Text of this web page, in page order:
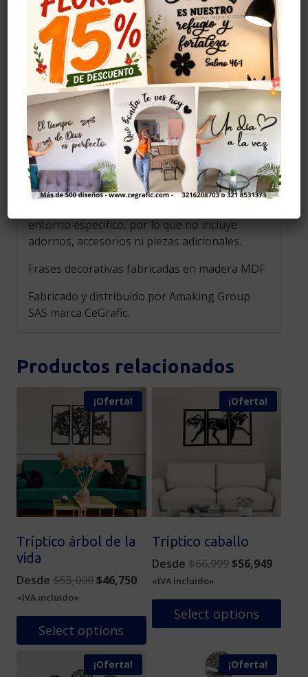
Cuidados
Evitar golpes.
Limpiar con alcohol solo la parte del adhesivo.
Evitar la humedad.
Instalación
Se recomiendo pegar con cinta doble faz, (no
la incluye) se puede comprar en ferreterías,
también se puede pegar con cinta de
enmascarar pero al ser menos resistente
puede caerse el diseño.
entorno específico, por lo que no incluye
adornos, accesorios ni piezas adicionales.
Frases decorativas fabricadas en madera MDF
Fabricado y distribuido por Amaking Group
SAS marca CeGrafic.
Productos relacionados
¡Oferta!
Tríptico árbol de la
vida
Desde $55,000Original
was:
$55,000.
$46,750Current
price
is:
$46,750.
«IVA incluido»
Select options
¡Oferta!
Tríptico caballo
Desde $66,999 Original
was:
$66,999.
$56,949
is:
«IVA incluido»
Select options
¡Oferta! ¡Oferta!